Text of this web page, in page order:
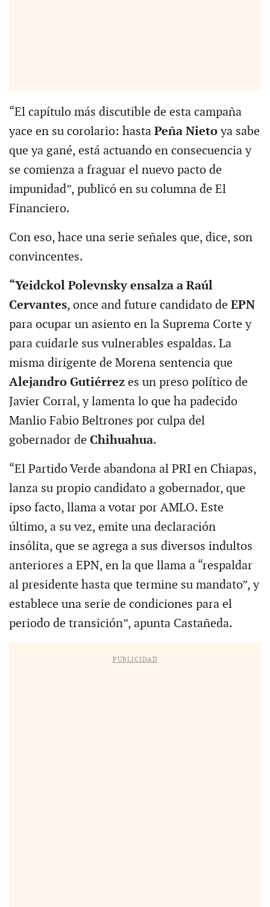
“El capítulo más discutible de esta campaña
yace en su corolario: hastaPeña Nietoya sabe
que ya gané, está actuando en consecuencia y
se comienza a fraguar el nuevo pacto de
impunidad”, publicó en su columna de El
Financiero.
Con eso, hace una serie señales que, dice, son
convincentes.
“Yeidckol Polevnsky ensalza a Raúl
Cervantes, once and future candidato de EPN
para ocupar un asiento en la Suprema Corte y
para cuidarle sus vulnerables espaldas. La
misma dirigente de Morena sentencia que
Alejandro Gutiérrezes un preso político de
Javier Corral, y lamenta lo que ha padecido
Manlio Fabio Beltrones por culpa del
gobernador de Chihuahua.
“El Partido Verde abandona al PRI en Chiapas,
lanza su propio candidato a gobernador, que
ipso facto, llama a votar por AMLO. Este
último, a su vez, emite una declaración
insólita, que se agrega a sus diversos indultos
anteriores a EPN, en la que llama a “respaldar
al presidente hasta que termine su mandato”, y
establece una serie de condiciones para el
periodo de transición”, apunta Castañeda.
PUBLICIDAD